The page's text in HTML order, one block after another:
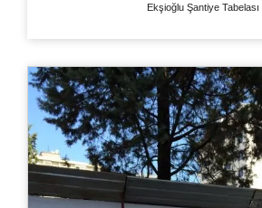
Ekşioğlu Şantiye Tabelası